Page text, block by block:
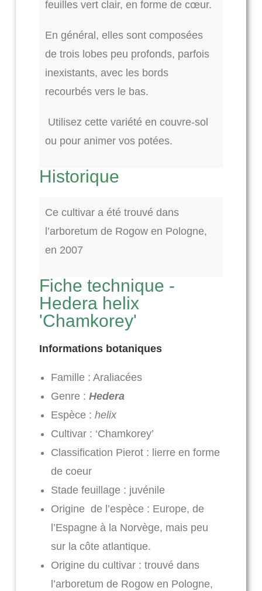
feuilles vert clair, en forme de cœur.
En général, elles sont composées
de trois lobes peu profonds, parfois
inexistants, avec les bords
recourbés vers le bas.
Utilisez cette variété en couvre-sol
ou pour animer vos potées.
Historique
Ce cultivar a été trouvé dans
l’arboretum de Rogow en Pologne,
en 2007
Fiche technique -
Hedera helix
'Chamkorey'
Informations botaniques
Famille : Araliacées
Genre : Hedera
Espèce : helix
Cultivar : ‘Chamkorey’
Classification Pierot : lierre en forme
de coeur
Stade feuillage : juvénile
Origine de l’espèce : Europe, de
l’Espagne à la Norvège, mais peu
sur la côte atlantique.
Origine du cultivar : trouvé dans
l’arboretum de Rogow en Pologne,